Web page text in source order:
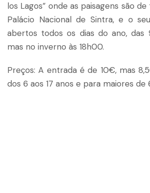
los Lagos” onde as paisagens são
Palácio Nacional de Sintra, e o
abertos todos os dias do ano, das
mas no inverno às 18h00.
Preços: A entrada é de 10€, mas
dos 6 aos 17 anos e para maiores de